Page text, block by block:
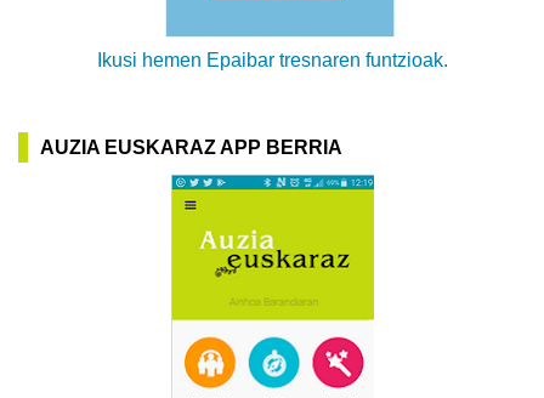
Ikusi hemen Epaibar tresnaren funtzioak.
AUZIA EUSKARAZ APP BERRIA